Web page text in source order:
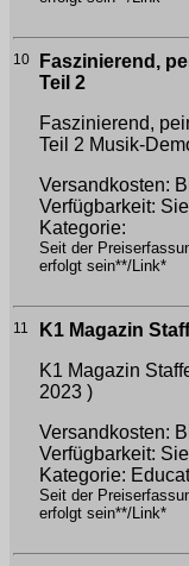
10
Faszinierend,
Teil 2
Faszinierend,
Teil 2 Musik-
Versandkosten:
Verfügbarkeit:
Kategorie:
Seit der
erfolgt sein**/Link*
11
K1 Magazin
K1 Magazin
2023 )
Versandkosten:
Verfügbarkeit:
Kategorie:
Seit der
erfolgt sein**/Link*